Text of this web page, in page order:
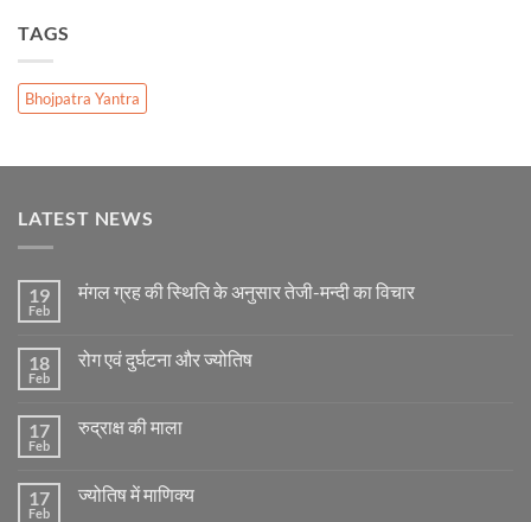
TAGS
Bhojpatra Yantra
LATEST NEWS
19
Feb
मंगल ग्रह की स्थिति के अनुसार तेजी-मन्दी का विचार
मंगल
के
अनुसार
विचार
18
Feb
रोग एवं दुर्घटना और ज्योतिष
रोग
ज्योतिष
17
Feb
रुद्राक्ष की माला
रुद्राक्ष
17
Feb
ज्योतिष में माणिक्य